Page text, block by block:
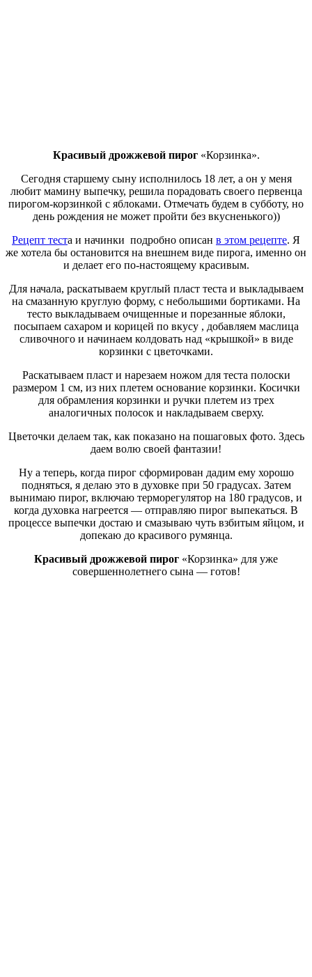
Красивый дрожжевой пирог«Корзинка».
Сегодня старшему сыну исполнилось 18 лет, а он у меня
любит мамину выпечку, решила порадовать своего первенца
пирогом-корзинкой с яблоками. Отмечать будем в субботу, но
день рождения не может пройти без вкусненького))
Рецепт теста и начинки подробно описан в этом рецепте. Я
же хотела бы остановится на внешнем виде пирога, именно он
и делает его по-настоящему красивым.
Для начала, раскатываем круглый пласт теста и выкладываем
на смазанную круглую форму, с небольшими бортиками. На
тесто выкладываем очищенные и порезанные яблоки,
посыпаем сахаром и корицей по вкусу , добавляем маслица
сливочного и начинаем колдовать над «крышкой» в виде
корзинки с цветочками.
Раскатываем пласт и нарезаем ножом для теста полоски
размером 1 см, из них плетем основание корзинки. Косички
для обрамления корзинки и ручки плетем из трех
аналогичных полосок и накладываем сверху.
Цветочки делаем так, как показано на пошаговых фото. Здесь
даем волю своей фантазии!
Ну а теперь, когда пирог сформирован дадим ему хорошо
подняться, я делаю это в духовке при 50 градусах. Затем
вынимаю пирог, включаю терморегулятор на 180 градусов, и
когда духовка нагреется — отправляю пирог выпекаться. В
процессе выпечки достаю и смазываю чуть взбитым яйцом, и
допекаю до красивого румянца.
Красивый дрожжевой пирог «Корзинка» для уже
совершеннолетнего сына — готов!